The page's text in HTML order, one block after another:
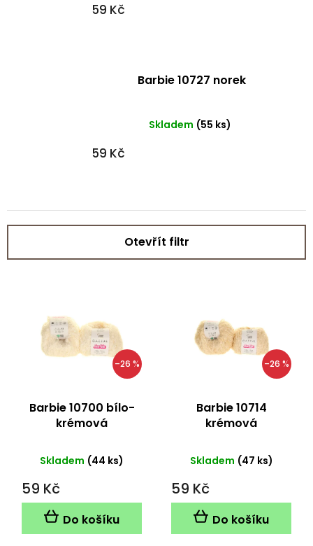
59 Kč
Barbie 10727 norek
Skladem (55 ks)
59 Kč
Otevřít filtr
–26 %
Barbie 10700 bílo-
krémová
Skladem (44 ks)
59 Kč
Do košíku
–26 %
Barbie 10714
krémová
Skladem (47 ks)
59 Kč
Do košíku